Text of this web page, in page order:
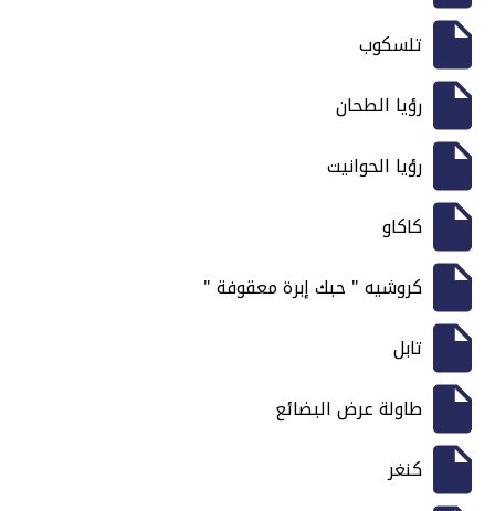
تلسكوب
رؤيا الطحان
رؤيا الحوانيت
كاكاو
كروشيه " حبك إبرة معقوفة "
تابل
طاولة عرض البضائع
كنغر